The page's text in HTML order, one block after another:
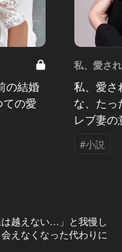
の結婚
の愛
私、愛さ
私、愛さ
な、た
レブ妻の
#小説
越えない…」と我慢し
えなくなった代わりに